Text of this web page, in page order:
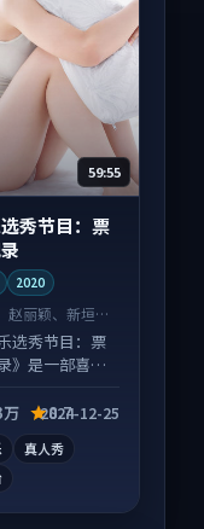
59:55
秀节目：票
2020
赵丽颖、新垣结
选秀节目：票
》是一部喜剧
，适合周末一
8.7
2024-12-25
真人秀